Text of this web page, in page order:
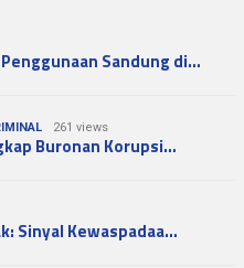
Sandung di…
261 views
Buronan Korupsi…
Sinyal Kewaspadaa…